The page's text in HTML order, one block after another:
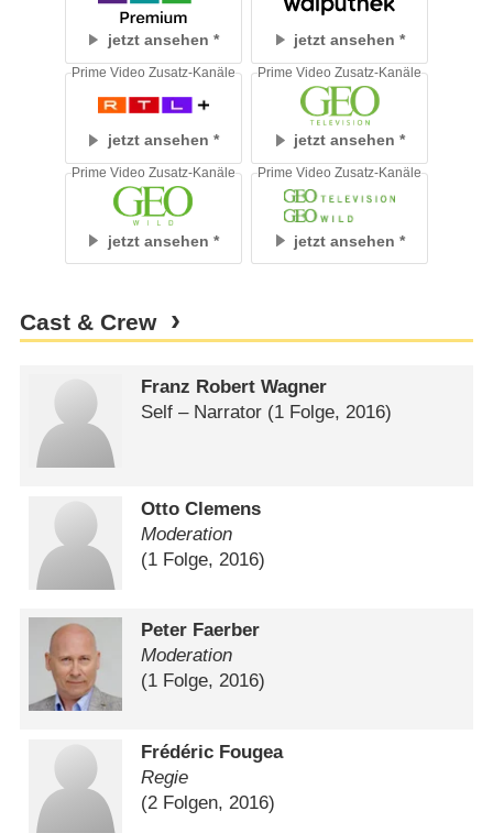
jetzt ansehen jetzt ansehen
jetzt ansehen
Prime Video Zusatz-Kanäle
jetzt ansehen
Prime Video Zusatz-Kanäle
jetzt ansehen
Prime Video Zusatz-Kanäle
jetzt ansehen
Prime Video Zusatz-Kanäle
Cast & Crew
Franz Robert Wagner
Self – Narrator (1 Folge, 2016)
Otto Clemens
Moderation
(1 Folge, 2016)
Peter Faerber
Moderation
(1 Folge, 2016)
Frédéric Fougea
Regie
(2 Folgen, 2016)